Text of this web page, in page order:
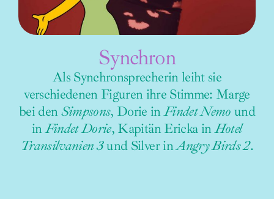
Synchron
Als Synchronsprecherin leiht sie
verschiedenen Figuren ihre Stimme: Marge
bei denSimpsons, Dorie inFindet Nemo und
inFindet Dorie, Kapitän Ericka inHotel
Transilvanien 3und Silver inAngry Birds 2.